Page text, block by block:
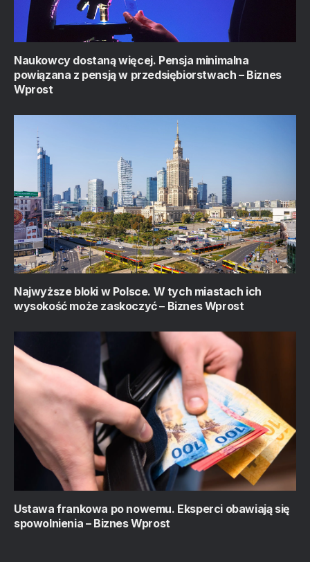
Naukowcy dostaną więcej. Pensja minimalna
powiązana z pensją w przedsiębiorstwach – Biznes
Wprost
Najwyższe bloki w Polsce. W tych miastach ich
wysokość może zaskoczyć – Biznes Wprost
Ustawa frankowa po nowemu. Eksperci obawiają się
spowolnienia – Biznes Wprost